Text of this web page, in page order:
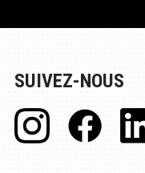
SUIVEZ-NOUS